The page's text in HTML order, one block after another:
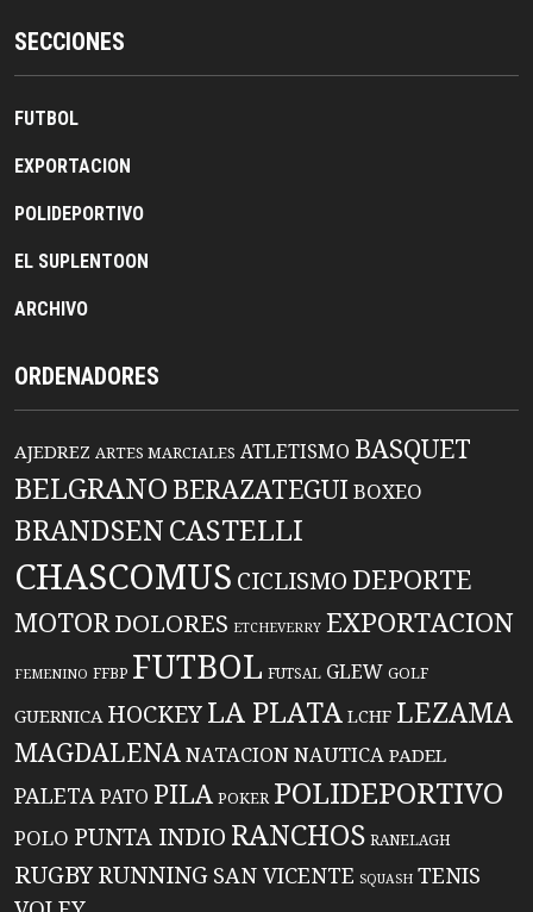
SECCIONES
FUTBOL
EXPORTACION
POLIDEPORTIVO
EL SUPLENTOON
ARCHIVO
ORDENADORES
AJEDREZ ARTES MARCIALES ATLETISMO BASQUET
BELGRANO BERAZATEGUIBOXEO
BRANDSENCASTELLI
CHASCOMUS CICLISMO DEPORTE
MOTORDOLORES ETCHEVERRY EXPORTACION
FEMENINO FFBP FUTBOL FUTSAL GLEW GOLF
GUERNICA HOCKEYLA PLATA LCHF LEZAMA
MAGDALENANATACIONNAUTICA PADEL
PALETAPATO PILA POKER POLIDEPORTIVO
POLO PUNTA INDIO RANCHOS RANELAGH
RUGBYRUNNING SAN VICENTE SQUASH TENIS